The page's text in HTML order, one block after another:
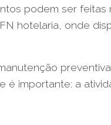
podem ser
hotelaria, onde
é importante: a